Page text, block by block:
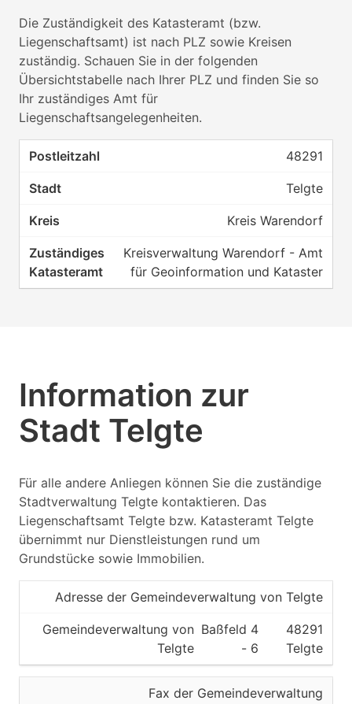
Die Zuständigkeit des Katasteramt (bzw.
Liegenschaftsamt) ist nach PLZ sowie Kreisen
zuständig. Schauen Sie in der folgenden
Übersichtstabelle nach Ihrer PLZ und finden Sie so
Ihr zuständiges Amt für
Liegenschaftsangelegenheiten.
48291
Telgte
Kreis Warendorf
Kreisverwaltung Warendorf - Amt
für Geoinformation und Kataster
Information zur
Stadt Telgte
Für alle andere Anliegen können Sie die zuständige
Stadtverwaltung Telgte kontaktieren. Das
Liegenschaftsamt Telgte bzw. Katasteramt Telgte
übernimmt nur Dienstleistungen rund um
Grundstücke sowie Immobilien.
Adresse der Gemeindeverwaltung von Telgte
Gemeindeverwaltung von
Telgte
Baßfeld 4
- 6
48291
Telgte
Fax der Gemeindeverwaltung